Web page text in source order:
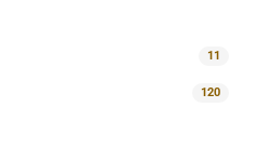
11
120